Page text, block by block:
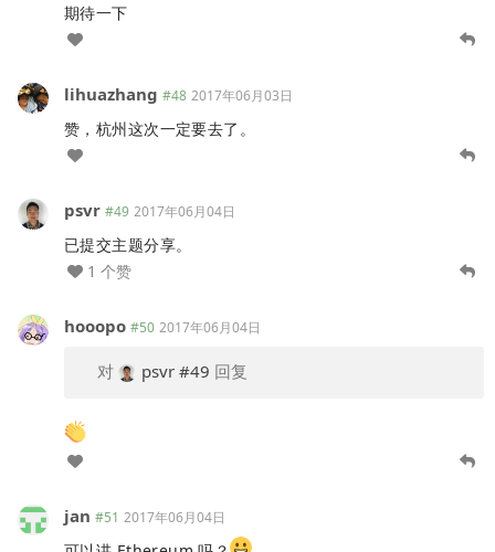
期待一下
lihuazhang #48 2017年06月03日
赞，杭州这次一定要去了。
psvr #49 2017年06月04日
已提交主题分享。
1 个赞
hooopo #50 2017年06月04日
对 psvr #49 回复
jan #51 2017年06月04日